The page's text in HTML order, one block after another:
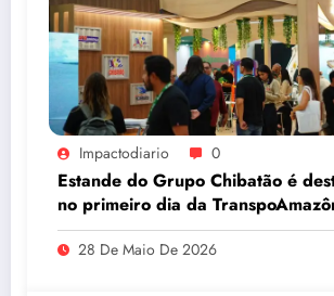
Impactodiario 0
Estande do Grupo Chibatão é
no primeiro dia da
2026
28 De Maio De 2026